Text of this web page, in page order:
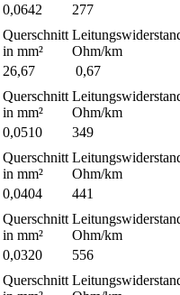
0,0642 277
Querschnitt
in mm²
Ohm/km
26,67 0,67
Querschnitt
in mm²
Ohm/km
0,0510 349
Querschnitt
in mm²
Ohm/km
0,0404 441
Querschnitt
in mm²
Ohm/km
0,0320 556
Querschnitt